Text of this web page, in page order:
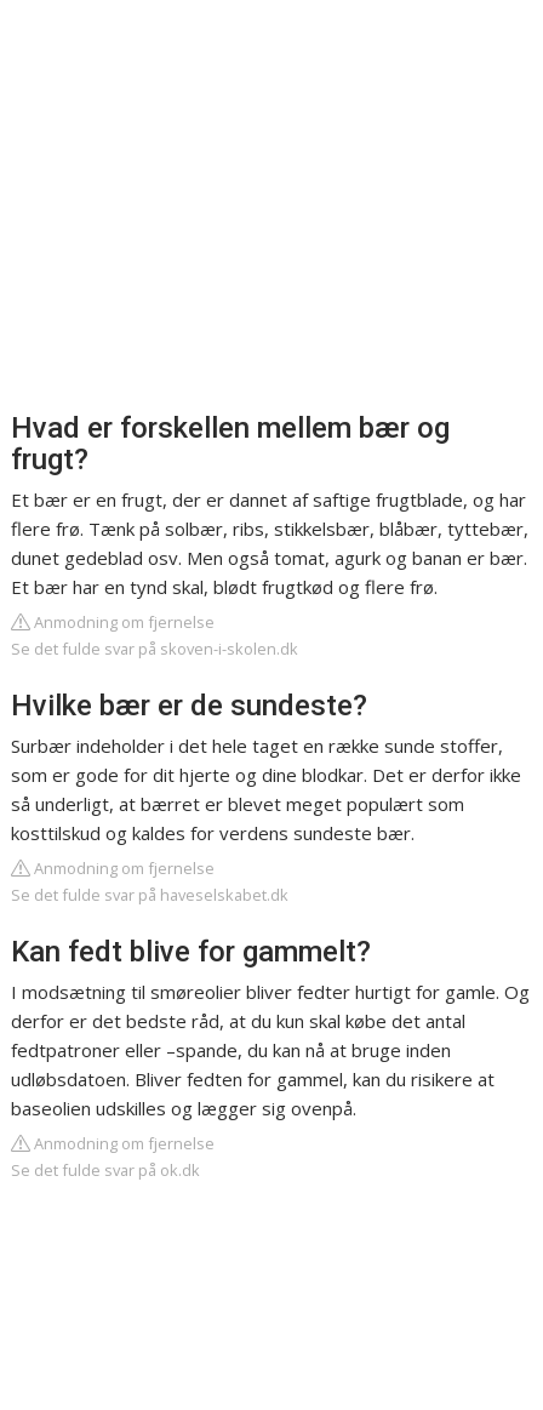
Hvad er forskellen mellem bær og
frugt?
Et bær er en frugt, der er dannet af saftige frugtblade, og har
flere frø. Tænk på solbær, ribs, stikkelsbær, blåbær, tyttebær,
dunet gedeblad osv. Men også tomat, agurk og banan er bær.
Et bær har en tynd skal, blødt frugtkød og flere frø.
Anmodning om fjernelse
Se det fulde svar på skoven-i-skolen.dk
Hvilke bær er de sundeste?
Surbær indeholder i det hele taget en række sunde stoffer,
som er gode for dit hjerte og dine blodkar. Det er derfor ikke
så underligt, at bærret er blevet meget populært som
kosttilskud og kaldes for verdens sundeste bær.
Anmodning om fjernelse
Se det fulde svar på haveselskabet.dk
Kan fedt blive for gammelt?
I modsætning til smøreolier bliver fedter hurtigt for gamle. Og
derfor er det bedste råd, at du kun skal købe det antal
fedtpatroner eller –spande, du kan nå at bruge inden
udløbsdatoen. Bliver fedten for gammel, kan du risikere at
baseolien udskilles og lægger sig ovenpå.
Anmodning om fjernelse
Se det fulde svar på ok.dk